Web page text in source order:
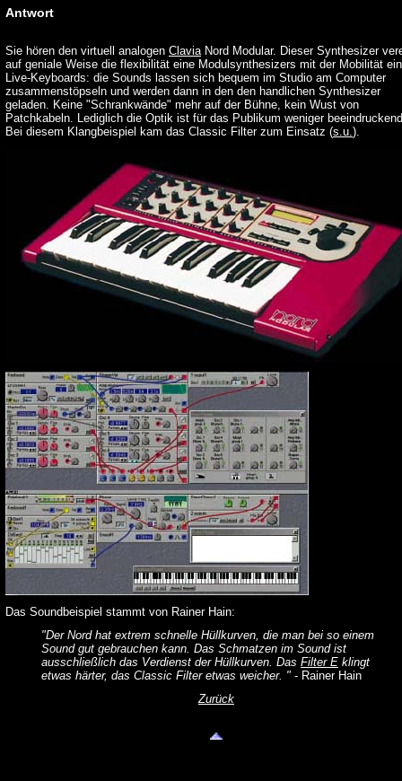
Antwort
Sie hören den virtuell analogen ClaviaNord Modular. Dieser Synthesizer
auf geniale Weise die flexibilität eine Modulsynthesizers mit der Mobilität
Live-Keyboards: die Sounds lassen sich bequem im Studio am Computer
zusammenstöpseln und werden dann in den den handlichen Synthesizer
geladen. Keine "Schrankwände" mehr auf der Bühne, kein Wust von
Patchkabeln. Lediglich die Optik ist für das Publikum weniger
Bei diesem Klangbeispiel kam das Classic Filter zum Einsatz (s.u.).
Das Soundbeispiel stammt von Rainer Hain:
"Der Nord hat extrem schnelle Hüllkurven, die man bei so einem
Sound gut gebrauchen kann. Das Schmatzen im Sound ist
ausschließlich das Verdienst der Hüllkurven. Das Filter E klingt
etwas härter, das Classic Filter etwas weicher. " - Rainer Hain
Zurück